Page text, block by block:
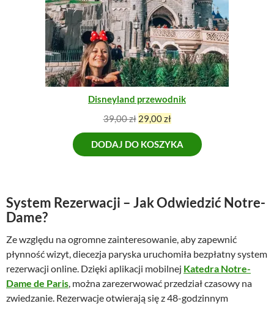
a
w
y
n
o
s
i
ł
a
8
9
0
ł
.
w
y
n
o
s
i
:
6
8
0
0
ł
.
R
O
M
O
C
J
I
Disneyland przewodnik
39,00zł P
i
e
r
t
c
e
n
y
29,00złA
k
t
u
n
e
n
a
DODAJ DO KOSZYKA
System Rezerwacji – Jak Odwiedzić Notre-
Dame?
Ze względu na ogromne zainteresowanie, aby zapewnić
płynność wizyt, diecezja paryska uruchomiła bezpłatny system
rezerwacji online. Dzięki aplikacji mobilnej Katedra Notre-
Dame de Paris , można zarezerwować przedział czasowy na
zwiedzanie. Rezerwacje otwierają się z 48-godzinnym